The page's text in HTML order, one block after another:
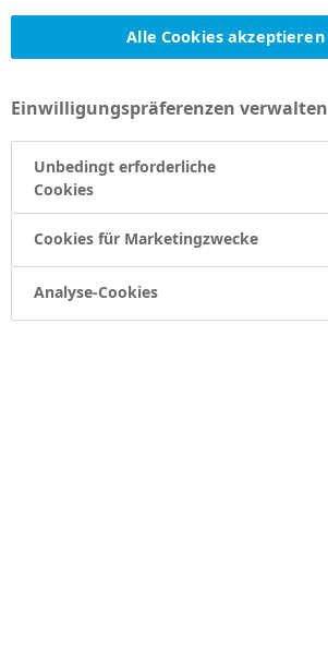
Alle Cookies akzeptieren
Einwilligungspräferenzen verwalten
Unbedingt erforderliche
Cookies
Cookies für Marketingzwecke
Analyse-Cookies